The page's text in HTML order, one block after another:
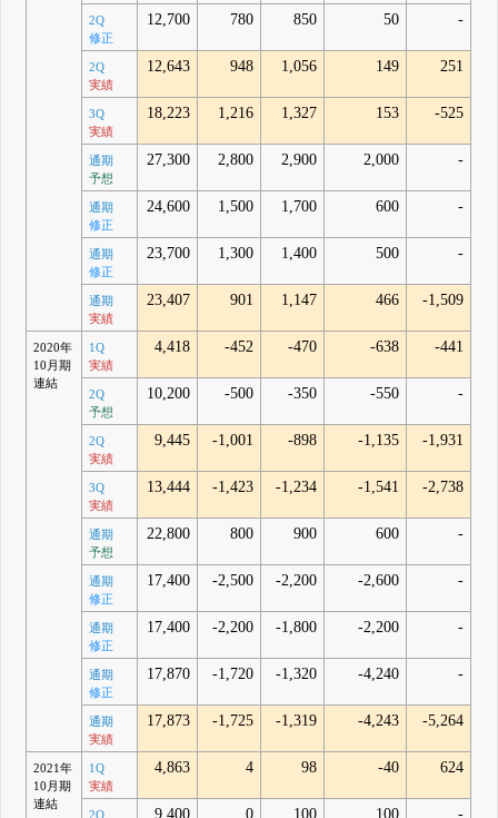
2Q
修正
12,700 780 850 50 -
2Q
実績
12,643 948 1,056 149 251
3Q
実績
18,223 1,216 1,327 153 -525
通期
予想
27,300 2,800 2,900 2,000 -
通期
修正
24,600 1,500 1,700 600 -
通期
修正
23,700 1,300 1,400 500 -
通期
実績
23,407 901 1,147 466 -1,509
2020年
10月期
連結
1Q
実績
4,418 -452 -470 -638 -441
2Q
予想
10,200 -500 -350 -550 -
2Q
実績
9,445 -1,001 -898 -1,135 -1,931
3Q
実績
13,444 -1,423 -1,234 -1,541 -2,738
通期
予想
22,800 800 900 600 -
通期
修正
17,400 -2,500 -2,200 -2,600 -
通期
修正
17,400 -2,200 -1,800 -2,200 -
通期
修正
17,870 -1,720 -1,320 -4,240 -
通期
実績
17,873 -1,725 -1,319 -4,243 -5,264
2021年
10月期
連結
1Q
実績
4,863 4 98 -40 624
2Q
9,400 0 100 100 -